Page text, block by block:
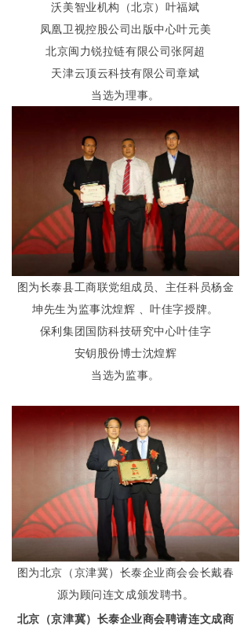
沃美智业机构（北京）叶福斌
凤凰卫视控股公司出版中心叶元美
北京闽力锐拉链有限公司张阿超
天津云顶云科技有限公司章斌
当选为理事。
图为长泰县工商联党组成员、主任科员杨金
坤先生为监事沈煌辉 、叶佳字授牌。
保利集团国防科技研究中心叶佳字
安钥股份博士沈煌辉
当选为监事。
图为北京（京津冀）长泰企业商会会长戴春
源为顾问连文成颁发聘书。
北京（京津冀）长泰企业商会聘请连文成商